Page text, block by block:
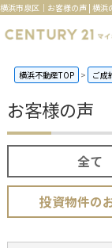
横浜市泉区｜お客様の声 | 横
横浜不動産TOP ご成
お客様の声
全て
投資物件の